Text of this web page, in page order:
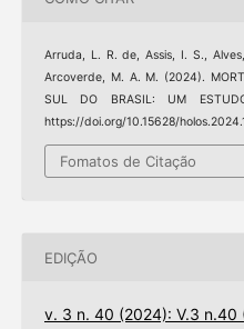
Arruda, L. R. de, Assis, I. S.,
Arcoverde, M. A. M. (2024).
SUL DO BRASIL: UM
https://doi.org/10.15628/
Fomatos de Citação
EDIÇÃO
v. 3 n. 40 (2024): V.3 n.40